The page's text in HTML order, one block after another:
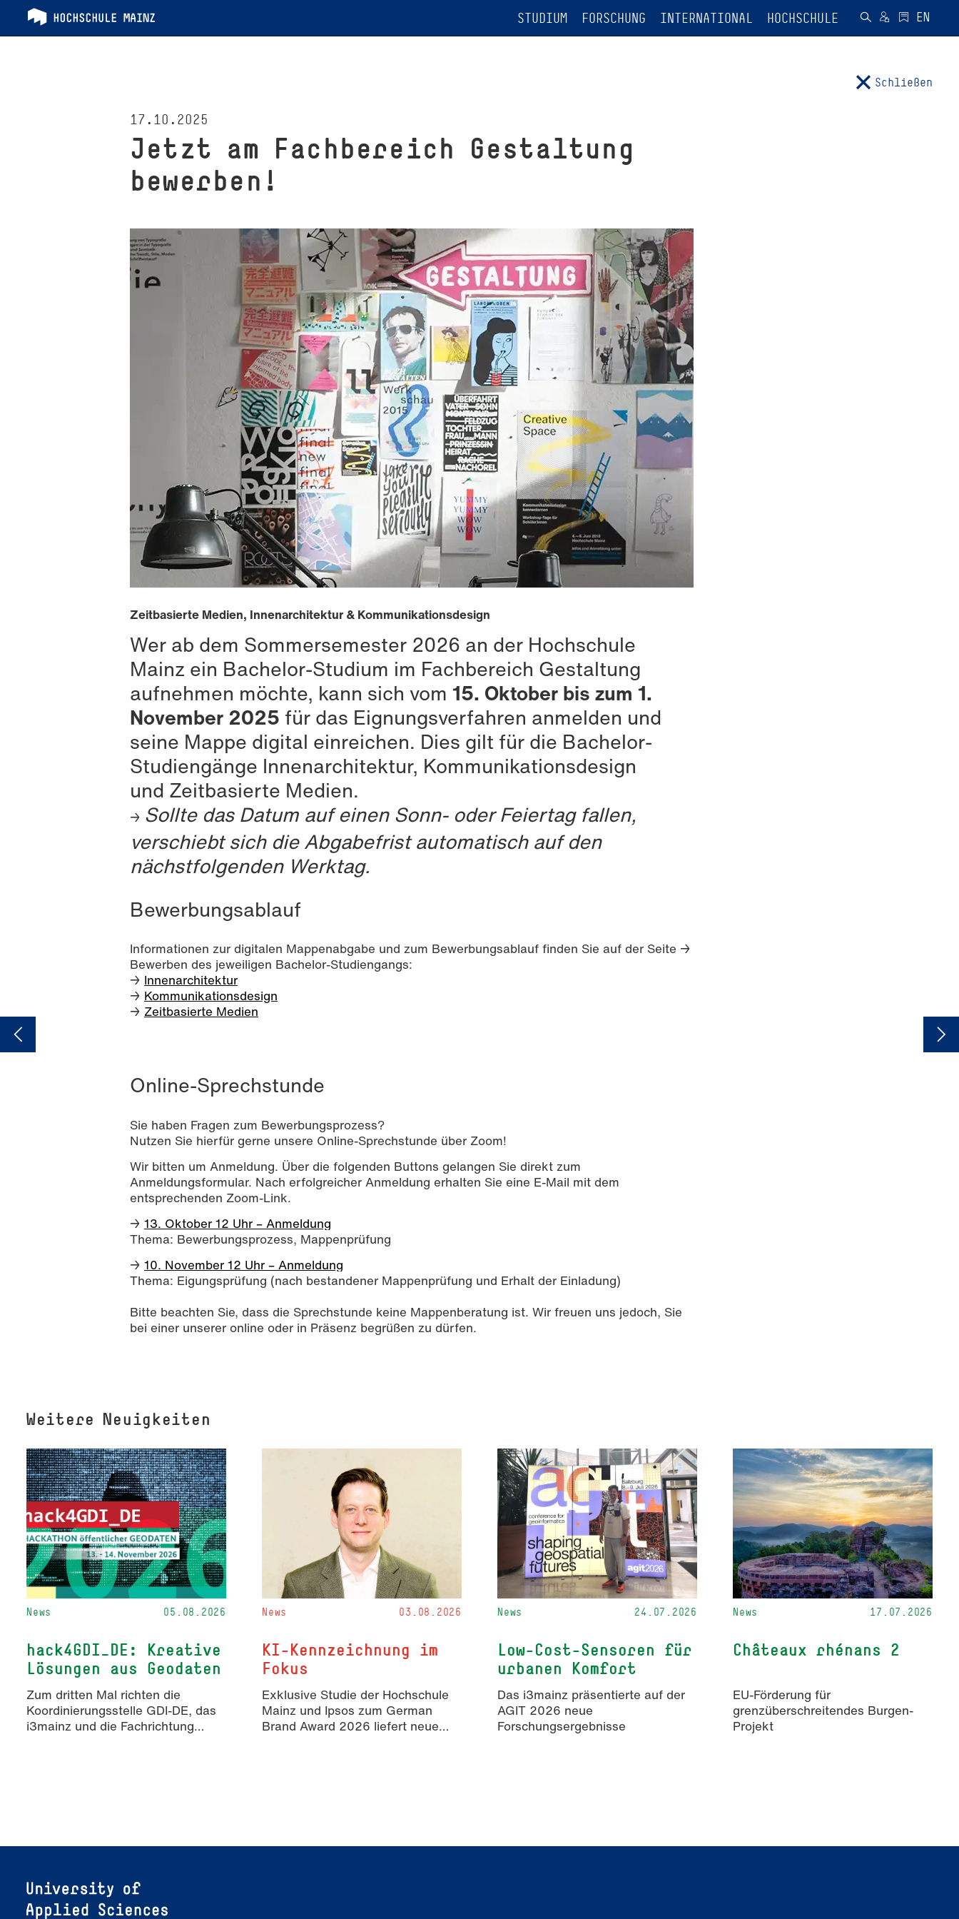
STUDIUM FORSCHUNG INTERNATIONAL HOCHSCHULE
Schließen
17.10.2025
Jetzt am Fach­be­reich Gestaltung
bewerben!
Zeitbasierte Medien, Innenarchitektur & Kommunikationsdesign
Wer ab dem Sommersemester 2026 an der Hochschule
Mainz ein Bachelor-Studium im Fachbereich Gestaltung
aufnehmen möchte, kann sich vom 15. Oktober bis zum 1.
November 2025 für das Eignungsverfahren anmelden und
seine Mappe digital einreichen. Dies gilt für die Bachelor-
Studiengänge Innenarchitektur, Kommunikationsdesign
und Zeitbasierte Medien.
→ Sollte das Datum auf einen Sonn- oder Feiertag fallen,
verschiebt sich die Abgabefrist automatisch auf den
nächstfolgenden Werktag.
Bewerbungsablauf
Informationen zur digitalen Mappenabgabe und zum Bewerbungsablauf finden Sie auf der Seite →
Bewerben des jeweiligen Bachelor-Studiengangs:
→ Innenarchitektur
→ Kommunikationsdesign
→ Zeitbasierte Medien
Online-Sprechstunde
Sie haben Fragen zum Bewerbungsprozess?
Nutzen Sie hierfür gerne unsere Online-Sprechstunde über Zoom!
Wir bitten um Anmeldung. Über die folgenden Buttons gelangen Sie direkt zum
Anmeldungsformular. Nach erfolgreicher Anmeldung erhalten Sie eine E-Mail mit dem
entsprechenden Zoom-Link.
→ 13. Oktober 12 Uhr – Anmeldung
Thema: Bewerbungsprozess, Mappenprüfung
→ 10. November 12 Uhr – Anmeldung
Thema: Eigungsprüfung (nach bestandener Mappenprüfung und Erhalt der Einladung)
Bitte beachten Sie, dass die Sprechstunde keine Mappenberatung ist. Wir freuen uns jedoch, Sie
bei einer unserer online oder in Präsenz begrüßen zu dürfen.
Weitere Neuigkeiten
News 05.08.2026
hack4GDI_DE: Kreative
Lösungen aus Geodaten
Zum dritten Mal richten die
Koordinierungsstelle GDI-DE, das
i3mainz und die Fachrichtung
News 03.08.2026
KI-Kennzeichnung im
Fokus
Exklusive Studie der Hochschule
Mainz und Ipsos zum German
Brand Award 2026 liefert neue
News 24.07.2026
Low-Cost-Sensoren für
urbanen Komfort
Das i3mainz präsentierte auf der
AGIT 2026 neue
Forschungsergebnisse
News 17.07.2026
Châteaux rhénans 2
EU-Förderung für
grenzüberschreitendes Burgen-
Projekt